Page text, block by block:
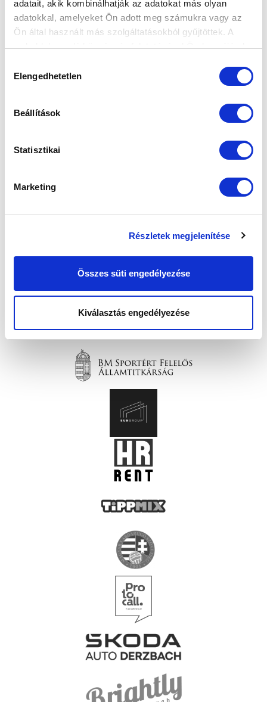
adatait, akik kombinálhatják az adatokat más olyan
adatokkal, amelyeket Ön adott meg számukra vagy az
Ön által használt más szolgáltatásokból gyűjtöttek. A
weboldalon való böngészés folytatásával Ön hozzájárul a
kiválasztása
Elengedhetetlen
Beállítások
Statisztikai
Marketing
Részletek megjelenítése
Összes süti engedélyezése
Kiválasztás engedélyezése
FELIRATKOZOM